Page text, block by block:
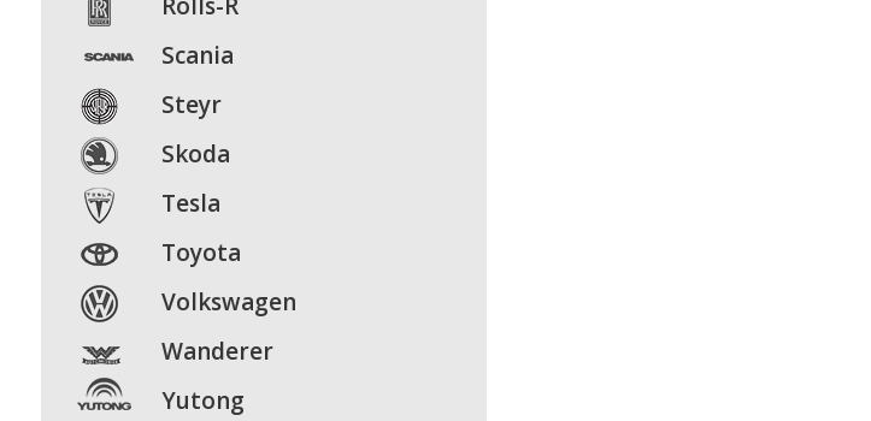
Scania
Steyr
Skoda
Tesla
Toyota
Volkswagen
Wanderer
Yutong